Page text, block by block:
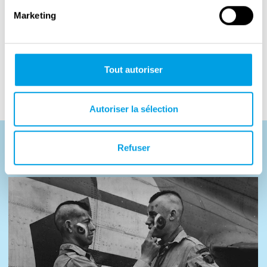
Marketing
Tout autoriser
Autoriser la sélection
Refuser
pouvait faire échouer toute l’opération. Les
Mémoires des troupes alliées sont conservées
au service des Archives du Jour J. Elles sont
consultables sur demande au centre
historique de Portsmouth.
Photos